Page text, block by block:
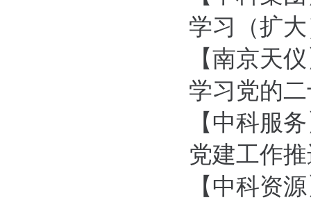
学习（扩
【南京天
学习党的
【中科服
党建工作
【中科资